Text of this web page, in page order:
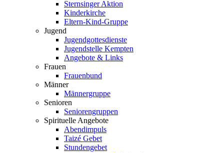
Sternsinger Aktion
Kinderkirche
Eltern-Kind-Gruppe
Jugend
Jugendgottesdienste
Jugendstelle Kempten
Angebote & Links
Frauen
Frauenbund
Männer
Männergruppe
Senioren
Seniorengruppen
Spirituelle Angebote
Abendimpuls
Taizé Gebet
Stundengebet